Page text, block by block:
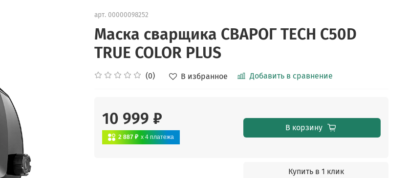
арт. 00000098252
Маска сварщика СВАРОГ TECH C50D
TRUE COLOR PLUS
(0) В избранное Добавить в сравнение
10 999 ₽
2 887 ₽ x 4 платежа
В корзину
Купить в 1 клик